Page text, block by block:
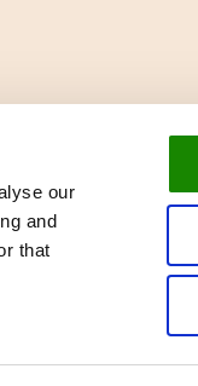
our
and
that